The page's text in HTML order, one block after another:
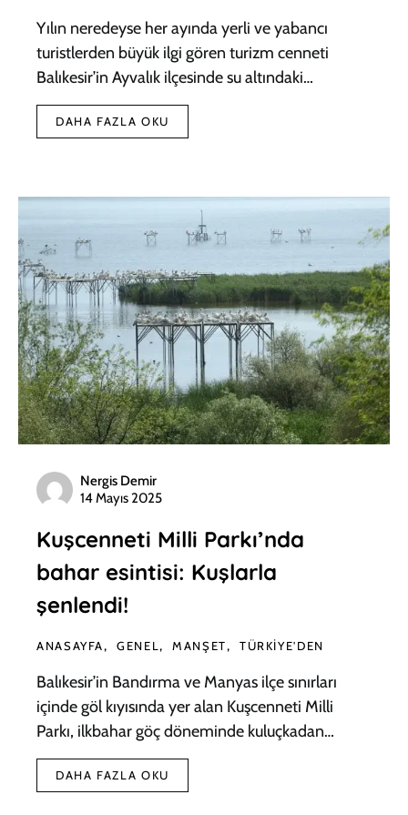
Yılın neredeyse her ayında yerli ve yabancı
turistlerden büyük ilgi gören turizm cenneti
Balıkesir’in Ayvalık ilçesinde su altındaki…
DAHA FAZLA OKU
Nergis Demir
14 Mayıs 2025
Kuşcenneti Milli Parkı’nda
bahar esintisi: Kuşlarla
şenlendi!
ANASAYFA GENEL MANŞET TÜRKIYE'DEN
Balıkesir’in Bandırma ve Manyas ilçe sınırları
içinde göl kıyısında yer alan Kuşcenneti Milli
Parkı, ilkbahar göç döneminde kuluçkadan…
DAHA FAZLA OKU